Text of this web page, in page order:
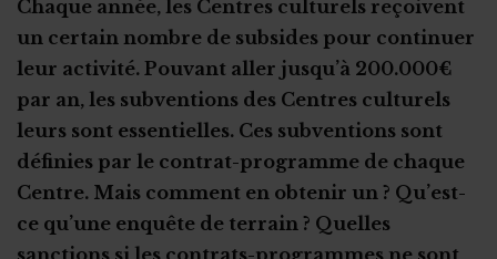
Les sponsors
Les subsides
Qui contrôle les dons récoltés par votre ASBL créée pour
un proche ?
Les banques
Des revenus taxés ?
Le fisc est-il plus clément ?
La peur des médias
Photos d'enfants sur internet
Maladies rares : privilégier le groupe informel à l’ASBL
L'aspect psychologique
Attention à la charge émotionnelle
Trouver la force de se battre au quotidien
En sortir grandi(e)
Gare aux arnaques
Chaque année, les Centres culturels reçoivent
un certain nombre de subsides pour continuer
leur activité. Pouvant aller jusqu’à 200.000€
par an, les subventions des Centres culturels
leurs sont essentielles. Ces subventions sont
définies par le contrat-programme de chaque
Centre. Mais comment en obtenir un ? Qu’est-
ce qu’une enquête de terrain ? Quelles